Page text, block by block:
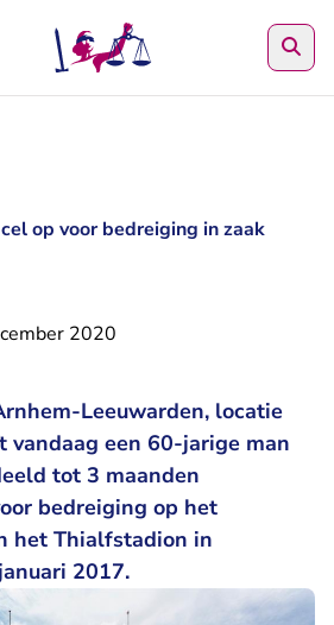
op voor bedreiging in zaak
2020
Leeuwarden, locatie
vandaag een 60-jarige man
tot 3 maanden
bedreiging op het
het Thialfstadion in
2017.